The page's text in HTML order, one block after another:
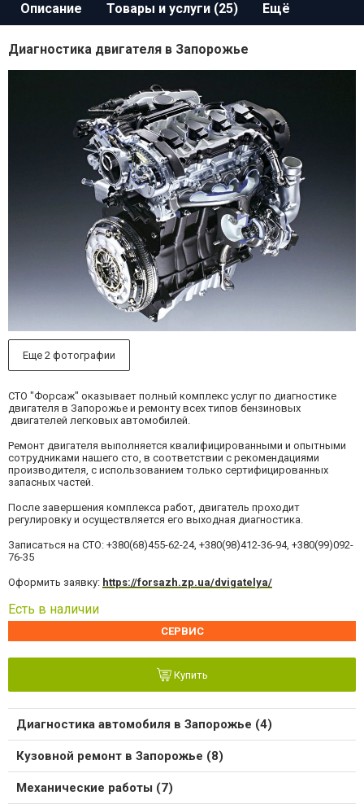
Описание Товары и услуги (25) Ещё
Диагностика двигателя в Запорожье
Еще 2 фотографии
СТО "Форсаж" оказывает полный комплекс услуг по диагностике
двигателя в Запорожье и ремонту всех типов бензиновых
двигателей легковых автомобилей.
Ремонт двигателя выполняется квалифицированными и опытными
сотрудниками нашего сто, в соответствии с рекомендациями
производителя, с использованием только сертифицированных
запасных частей.
После завершения комплекса работ, двигатель проходит
регулировку и осуществляется его выходная диагностика.
Записаться на СТО: +380(68)455-62-24, +380(98)412-36-94, +380(99)092-
76-35
Оформить заявку: https://forsazh.zp.ua/dvigatelya/
Есть в наличии
СЕРВИС
Купить
Диагностика автомобиля в Запорожье (4)
Кузовной ремонт в Запорожье (8)
Механические работы (7)